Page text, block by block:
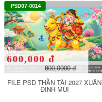
PSD07-0014
FILE PSD THẦN TÀI 2027 XUÂN
ĐINH MÙI
600,000 đ
800,0000 đ